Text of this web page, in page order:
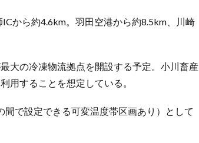
から約4.6km。羽田空港から約8.5km、川崎
大の冷凍物流拠点を開設する予定。小川畜産
用することを想定している。
で設定できる可変温度帯区画あり）として